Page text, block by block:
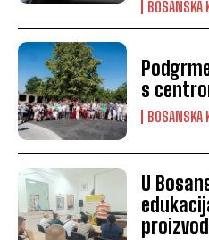
BOSANSKA
s
BOSANSKA
U